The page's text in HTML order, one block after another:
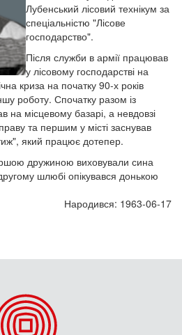
Лубенський лісовий технікум за
спеціальністю "Лісове
господарство".
Після служби в армії працював
у лісовому господарстві на
криза на початку 90-х років
роботу. Спочатку разом із
місцевому базарі, а невдовзі
та першим у місті заснував
який працює дотепер.
дружиною виховували сина
шлюбі опікувався донькою
Народився: 1963-06-17